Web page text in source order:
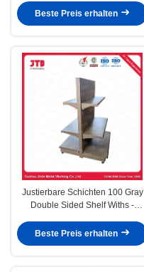
Supermarkt
Beste Preis erhalten
Justierbare Schichten 100 Gray
Double Sided Shelf Withs -
Beste Preis erhalten